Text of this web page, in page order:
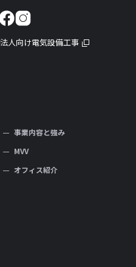
法人向け電気設備工事
事業内容と強み
MVV
オフィス紹介